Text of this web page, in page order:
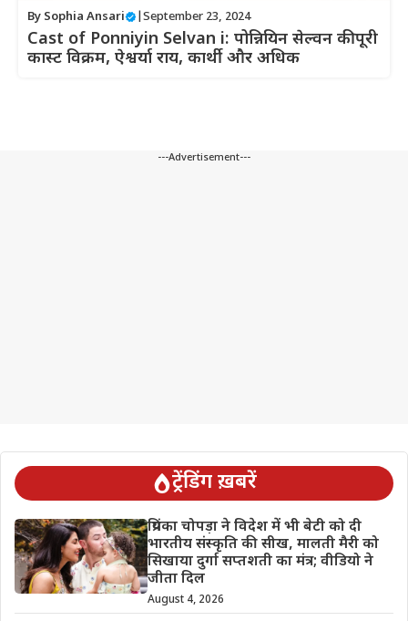
By Sophia Ansari September 23, 2024
Cast of Ponniyin Selvan i: पोन्नियिन सेल्वन की पूरी
कास्ट विक्रम, ऐश्वर्या राय, कार्थी और अधिक
---Advertisement---
ट्रेंडिंग ख़बरें
प्रियंका चोपड़ा ने विदेश में भी बेटी को दी
भारतीय संस्कृति की सीख, मालती मैरी को
सिखाया दुर्गा सप्तशती का मंत्र; वीडियो ने
जीता दिल
August 4, 2026